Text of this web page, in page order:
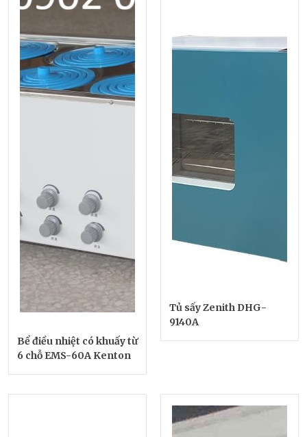
Bể điều nhiệt có khuấy từ
6 chỗ EMS-60A Kenton
Tủ sấy Zenith DHG-
9140A